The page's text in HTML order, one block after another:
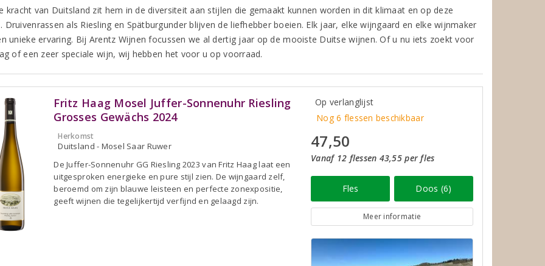
kracht van Duitsland zit hem in de diversiteit aan stijlen die gemaakt kunnen worden in dit klimaat en op deze
Druivenrassen als Riesling en Spätburgunder blijven de liefhebber boeien. Elk jaar, elke wijngaard en elke wijnmaker
unieke ervaring. Bij Arentz Wijnen focussen we al dertig jaar op de mooiste Duitse wijnen. Of u nu iets zoekt voor
of een zeer speciale wijn, wij hebben het voor u op voorraad.
Fritz Haag Mosel Juffer-Sonnenuhr Riesling
Grosses Gewächs 2024
Herkomst
Duitsland - Mosel Saar Ruwer
De Juffer-Sonnenuhr GG Riesling 2023 van Fritz Haag laat een
uitgesproken energieke en pure stijl zien. De wijngaard zelf,
beroemd om zijn blauwe leisteen en perfecte zonexpositie,
geeft wijnen die tegelijkertijd verfijnd en gelaagd zijn.
Op verlanglijst
Nog 6 flessen beschikbaar
47,50
Vanaf 12 flessen 43,55 per fles
Fles Doos (6)
Meer informatie